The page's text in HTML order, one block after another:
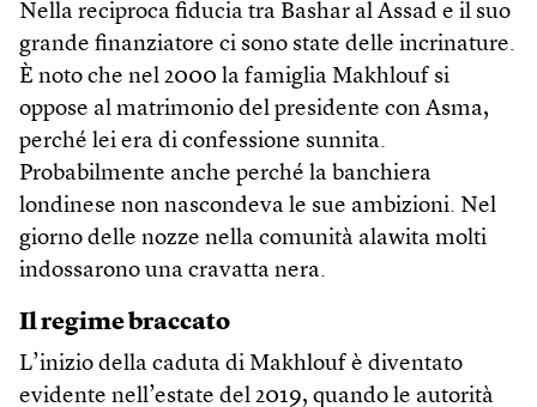
Nella reciproca fiducia tra Bashar al Assad e il suo
grande finanziatore ci sono state delle incrinature.
È noto che nel 2000 la famiglia Makhlouf si
oppose al matrimonio del presidente con Asma,
perché lei era di confessione sunnita.
Probabilmente anche perché la banchiera
londinese non nascondeva le sue ambizioni. Nel
giorno delle nozze nella comunità alawita molti
indossarono una cravatta nera.
Il regime braccato
L’inizio della caduta di Makhlouf è diventato
evidente nell’estate del 2019, quando le autorità